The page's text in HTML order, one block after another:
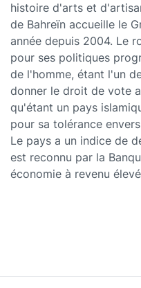
histoire d'arts et
de Bahreïn accueille le
année depuis 2004. Le
pour ses politiques
de l'homme, étant l'un
donner le droit de vote
qu'étant un pays
pour sa tolérance
Le pays a un indice de
est reconnu par la
économie à revenu